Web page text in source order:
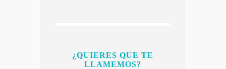
¿QUIERES QUE TE
LLAMEMOS?